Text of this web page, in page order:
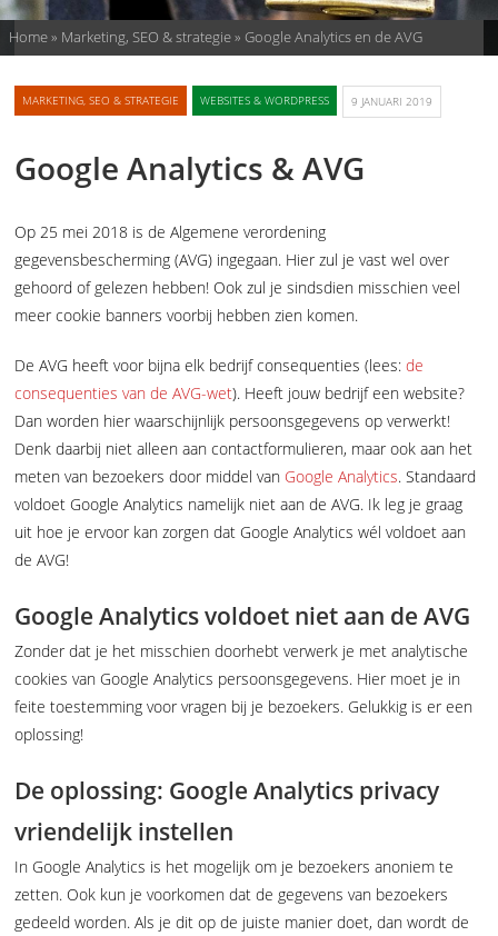
Home» Marketing, SEO & strategie» Google Analytics en de AVG
MARKETING, SEO & STRATEGIE WEBSITES & WORDPRESS 9 JANUARI 2019
Google Analytics & AVG
Op 25 mei 2018 is de Algemene verordening
gegevensbescherming (AVG) ingegaan. Hier zul je vast wel over
gehoord of gelezen hebben! Ook zul je sindsdien misschien veel
meer cookie banners voorbij hebben zien komen.
De AVG heeft voor bijna elk bedrijf consequenties (lees:de
consequenties van de AVG-wet). Heeft jouw bedrijf een website?
Dan worden hier waarschijnlijk persoonsgegevens op verwerkt!
Denk daarbij niet alleen aan contactformulieren, maar ook aan het
meten van bezoekers door middel van Google Analytics. Standaard
voldoet Google Analytics namelijk niet aan de AVG. Ik leg je graag
uit hoe je ervoor kan zorgen dat Google Analytics wél voldoet aan
de AVG!
Google Analytics voldoet niet aan de AVG
Zonder dat je het misschien doorhebt verwerk je met analytische
cookies van Google Analytics persoonsgegevens. Hier moet je in
feite toestemming voor vragen bij je bezoekers. Gelukkig is er een
oplossing!
De oplossing: Google Analytics privacy
vriendelijk instellen
In Google Analytics is het mogelijk om je bezoekers anoniem te
zetten. Ook kun je voorkomen dat de gegevens van bezoekers
gedeeld worden. Als je dit op de juiste manier doet, dan wordt de